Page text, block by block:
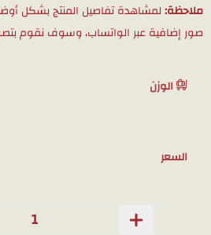
ملاحظة:لمشاهدة تفاصيل المنتج بشكل
صور إضافية عبر الواتساب، وسوف نقوم
الوزن
السعر